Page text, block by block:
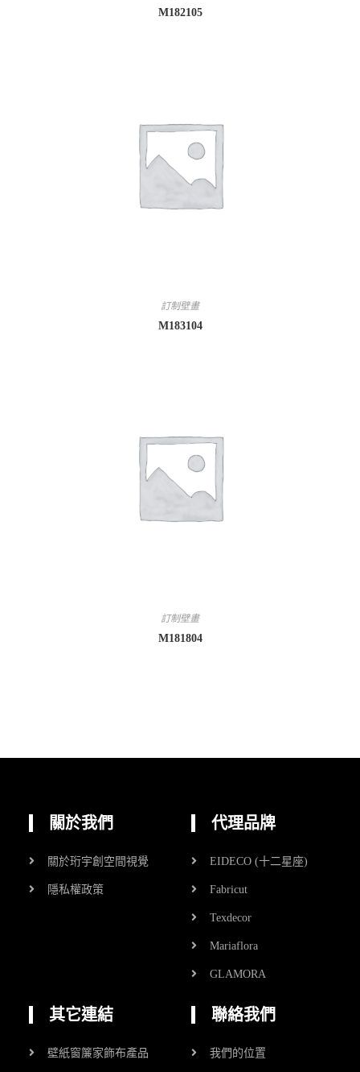
M182105
訂制壁畫
M183104
訂制壁畫
M181804
關於我們
關於珩宇創空間視覺
隱私權政策
代理品牌
EIDECO (十二星座)
Fabricut
Texdecor
Mariaflora
GLAMORA
其它連結
壁紙窗簾家飾布產品
聯絡我們
我們的位置